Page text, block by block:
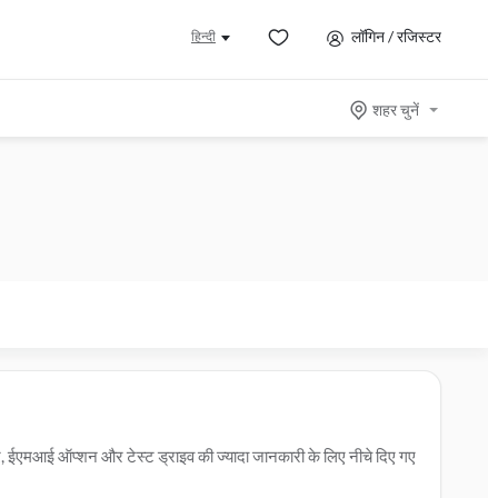
हिन्दी लॉगिन / रजिस्टर
शहर चुनें
ऑप्शन और टेस्ट ड्राइव की ज्यादा जानकारी के लिए नीचे दिए गए